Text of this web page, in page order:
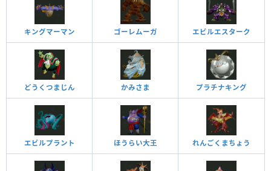
キングマーマン ゴーレムーガ エビルエスターク
どうくつまじん かみさま プラチナキング
エビルプラント ほうらい大王 れんごくまちょう